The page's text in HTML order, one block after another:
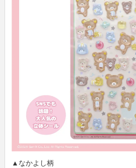
▲なかよし柄